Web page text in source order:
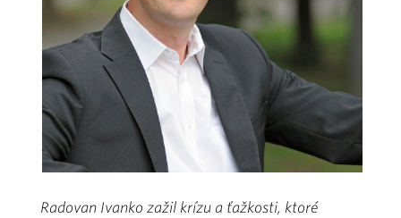
Radovan Ivanko zažil krízu a ťažkosti, ktoré